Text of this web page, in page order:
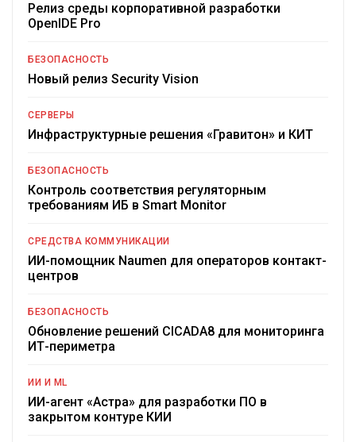
Релиз среды корпоративной разработки
OpenIDE Pro
БЕЗОПАСНОСТЬ
Новый релиз Security Vision
СЕРВЕРЫ
Инфраструктурные решения «Гравитон» и КИТ
БЕЗОПАСНОСТЬ
Контроль соответствия регуляторным
требованиям ИБ в Smart Monitor
СРЕДСТВА КОММУНИКАЦИИ
ИИ-помощник Naumen для операторов контакт-
центров
БЕЗОПАСНОСТЬ
Обновление решений CICADA8 для мониторинга
ИТ-периметра
ИИ И ML
ИИ-агент «Астра» для разработки ПО в
закрытом контуре КИИ